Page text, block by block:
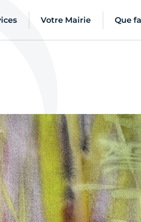
Votre Mairie Que